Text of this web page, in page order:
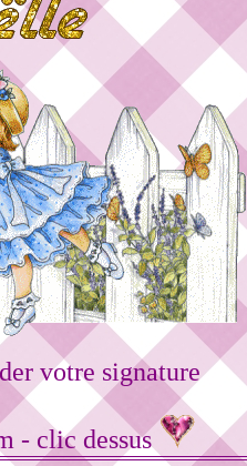
votre signature
- clic dessus